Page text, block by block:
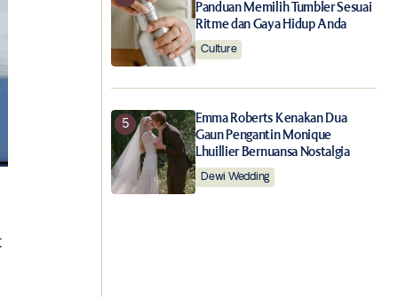
Panduan Memilih Tumbler Sesuai
Ritme dan Gaya Hidup Anda
Culture
Emma Roberts Kenakan Dua
Gaun Pengantin Monique
Lhuillier Bernuansa Nostalgia
Dewi Wedding